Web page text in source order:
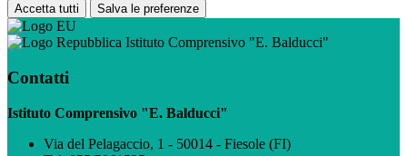
Accetta tutti Salva le preferenze
Istituto Comprensivo "E. Balducci"
Contatti
Istituto Comprensivo "E. Balducci"
Via del Pelagaccio, 1 - 50014 - Fiesole (FI)